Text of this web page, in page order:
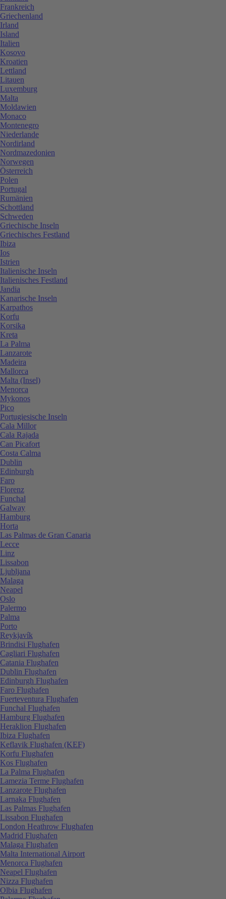
Frankreich
Griechenland
Irland
Island
Italien
Kosovo
Kroatien
Lettland
Litauen
Luxemburg
Malta
Moldawien
Monaco
Montenegro
Niederlande
Nordirland
Nordmazedonien
Norwegen
Österreich
Polen
Portugal
Rumänien
Schottland
Schweden
Griechische Inseln
Griechisches Festland
Ibiza
Ios
Istrien
Italienische Inseln
Italienisches Festland
Jandia
Kanarische Inseln
Karpathos
Korfu
Korsika
Kreta
La Palma
Lanzarote
Madeira
Mallorca
Malta (Insel)
Menorca
Mykonos
Pico
Portugiesische Inseln
Cala Millor
Cala Rajada
Can Picafort
Costa Calma
Dublin
Edinburgh
Faro
Florenz
Funchal
Galway
Hamburg
Horta
Las Palmas de Gran Canaria
Lecce
Linz
Lissabon
Ljubljana
Malaga
Neapel
Oslo
Palermo
Palma
Porto
Reykjavík
Brindisi Flughafen
Cagliari Flughafen
Catania Flughafen
Dublin Flughafen
Edinburgh Flughafen
Faro Flughafen
Fuerteventura Flughafen
Funchal Flughafen
Hamburg Flughafen
Heraklion Flughafen
Ibiza Flughafen
Keflavik Flughafen (KEF)
Korfu Flughafen
Kos Flughafen
La Palma Flughafen
Lamezia Terme Flughafen
Lanzarote Flughafen
Larnaka Flughafen
Las Palmas Flughafen
Lissabon Flughafen
London Heathrow Flughafen
Madrid Flughafen
Malaga Flughafen
Malta International Airport
Menorca Flughafen
Neapel Flughafen
Nizza Flughafen
Olbia Flughafen